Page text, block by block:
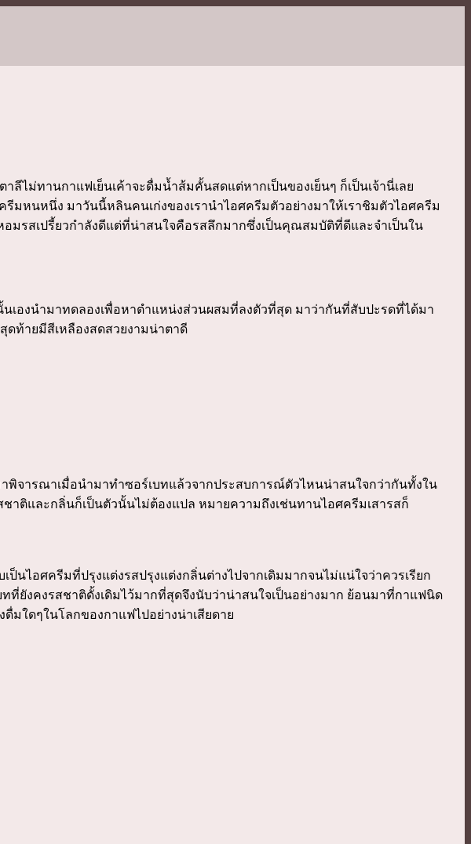
ไม่ทานกาแฟเย็นเค้าจะดื่มน้ำส้มคั้นสดแต่หากเป็นของเย็นๆ ก็เป็นเจ้านี่เลย
มหนหนึ่ง มาวันนี้หลินคนเก่งของเรานำไอศครีมตัวอย่างมาให้เราชิมตัวไอศครีม
มรสเปรี้ยวกำลังดีแต่ที่น่าสนใจคือรสลึกมากซึ่งเป็นคุณสมบัติที่ดีและจำเป็นใน
เองนำมาทดลองเพื่อหาตำแหน่งส่วนผสมที่ลงตัวที่สุด มาว่ากันที่สับปะรดที่ได้มา
ดท้ายมีสีเหลืองสดสวยงามน่าตาดี
พิจารณาเมื่อนำมาทำซอร์เบทแล้วจากประสบการณ์ตัวไหนน่าสนใจกว่ากันทั้งใน
ติและกลิ่นก็เป็นตัวนั้นไม่ต้องแปล หมายความถึงเช่นทานไอศครีมเสารสก็
นไอศครีมที่ปรุงแต่งรสปรุงแต่งกลิ่นต่างไปจากเดิมมากจนไม่แน่ใจว่าควรเรียก
ยังคงรสชาติดั้งเดิมไว้มากที่สุดจึงนับว่าน่าสนใจเป็นอย่างมาก ย้อนมาที่กาแฟนิด
มใดๆในโลกของกาแฟไปอย่างน่าเสียดาย